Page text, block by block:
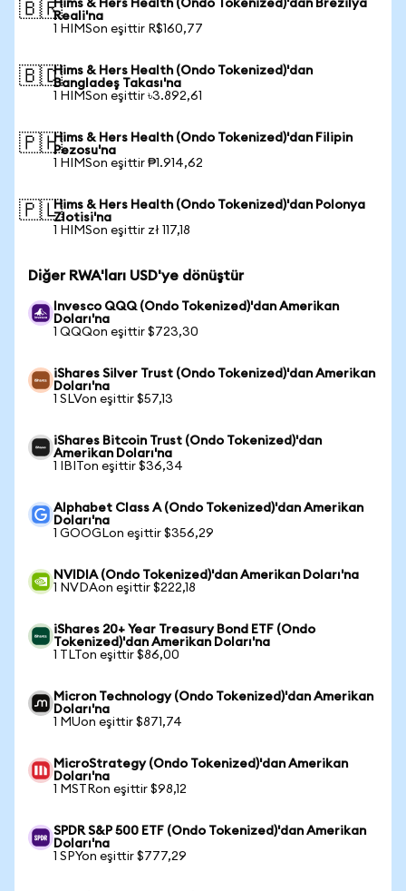
🇧🇷Hims & Hers Health (Ondo Tokenized)'dan Brezilya
Reali'na
1 HIMSon eşittir R$160,77
🇧🇩Hims & Hers Health (Ondo Tokenized)'dan
Bangladeş Takası'na
1 HIMSon eşittir ৳3.892,61
🇵🇭Hims & Hers Health (Ondo Tokenized)'dan Filipin
Pezosu'na
1 HIMSon eşittir ₱1.914,62
🇵🇱Hims & Hers Health (Ondo Tokenized)'dan Polonya
Zlotisi'na
1 HIMSon eşittir zł 117,18
Diğer RWA'ları USD'ye dönüştür
Invesco QQQ (Ondo Tokenized)'dan Amerikan
Doları'na
1 QQQon eşittir $723,30
iShares Silver Trust (Ondo Tokenized)'dan Amerikan
Doları'na
1 SLVon eşittir $57,13
iShares Bitcoin Trust (Ondo Tokenized)'dan
Amerikan Doları'na
1 IBITon eşittir $36,34
Alphabet Class A (Ondo Tokenized)'dan Amerikan
Doları'na
1 GOOGLon eşittir $356,29
NVIDIA (Ondo Tokenized)'dan Amerikan Doları'na
1 NVDAon eşittir $222,18
iShares 20+ Year Treasury Bond ETF (Ondo
Tokenized)'dan Amerikan Doları'na
1 TLTon eşittir $86,00
Micron Technology (Ondo Tokenized)'dan Amerikan
Doları'na
1 MUon eşittir $871,74
MicroStrategy (Ondo Tokenized)'dan Amerikan
Doları'na
1 MSTRon eşittir $98,12
SPDR S&P 500 ETF (Ondo Tokenized)'dan Amerikan
Doları'na
1 SPYon eşittir $777,29